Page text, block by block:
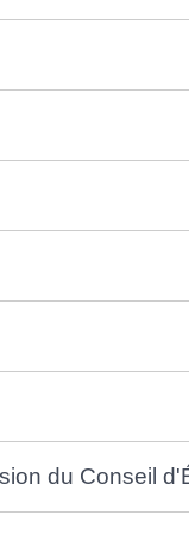
du Conseil